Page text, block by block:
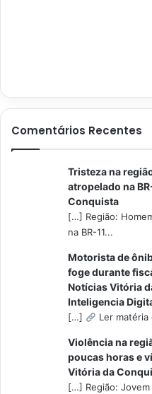
Comentários Recentes
Tristeza na
atropelado na
Conquista
[…] Região:
na BR-11...
Motorista de
foge durante
Notícias Vitória
Inteligencia
[…] Ler
Violência na
poucas horas e
Vitória da
[…] Região: